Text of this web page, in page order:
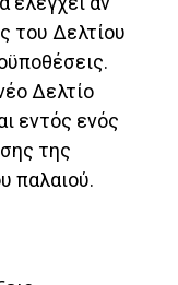
του Δελτίου
Δελτίο
εντός ενός
της
παλαιού.